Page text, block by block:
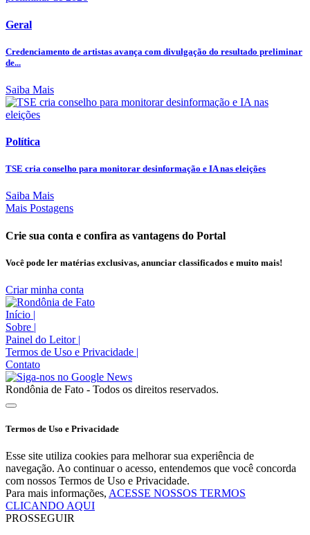
Geral
Credenciamento de artistas avança com divulgação do resultado preliminar
de...
Saiba Mais
Política
TSE cria conselho para monitorar desinformação e IA nas eleições
Saiba Mais
Mais Postagens
Crie sua conta e confira as vantagens do Portal
Você pode ler matérias exclusivas, anunciar classificados e muito mais!
Criar minha conta
Início |
Sobre |
Painel do Leitor |
Termos de Uso e Privacidade |
Contato
Rondônia de Fato - Todos os direitos reservados.
Termos de Uso e Privacidade
Esse site utiliza cookies para melhorar sua experiência de
navegação. Ao continuar o acesso, entendemos que você concorda
com nossos Termos de Uso e Privacidade.
Para mais informações, ACESSE NOSSOS TERMOS
CLICANDO AQUI
PROSSEGUIR